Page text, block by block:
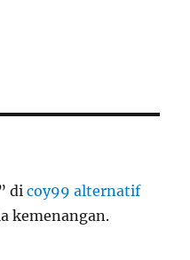
dicoy99 alternatif
kemenangan.